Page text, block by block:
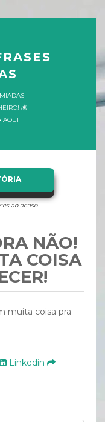
💰
AQUI
ao acaso.
NÃO!
COISA
muita coisa pra
Linkedin